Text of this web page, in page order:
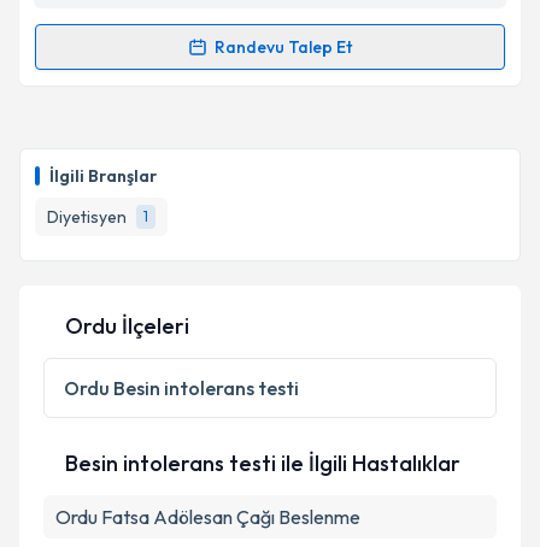
İlgili Branşlar
Diyetisyen
1
Randevu Talep Et
Randevu Takvimi Talebi
takvim hazırlandığında e-posta ile bilgilendireceğiz.
E-posta Adresiniz
Kişisel verilerimin işlenmesine ilişkinAydınlatma
Metni
'ni okudum ve kişisel verilerimin belirtilen
kapsamda işlenmesini kabul ediyorum.
Takvim Talebini Gönder
Ordu İlçeleri
Ordu Besin intolerans testi
Besin intolerans testi ile İlgili Hastalıklar
Ordu Fatsa Adölesan Çağı Beslenme